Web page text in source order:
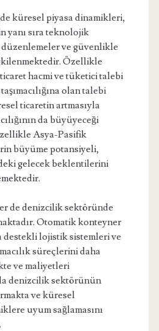
küresel piyasa dinamikleri,
yanı sıra teknolojik
ve güvenlikle
Özellikle
hacmi ve tüketici talebi
olan talebi
ticaretin artmasıyla
da büyüyeceği
Asya-Pasifik
büyüme potansiyeli,
gelecek beklentilerini
de denizcilik sektöründe
Otomatik konteyner
destekli lojistik sistemleri ve
süreçlerini daha
ve maliyetleri
denizcilik sektörünün
ve küresel
uyum sağlamasını